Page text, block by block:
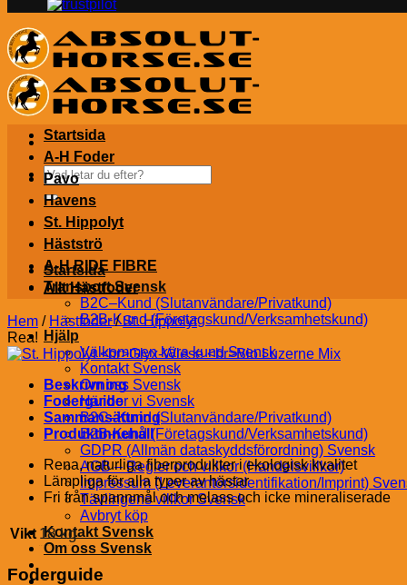
Sök
efter:
Startsida
Transport Svensk
B2C–Kund (Slutanvändare/Privatkund)
B2B-Kund (Företagskund/Verksamhetskund)
Hjälp
Välkommen kära kund Svensk
Kontakt Svensk
Om oss Svensk
Här bor vi Svensk
B2C–Kund (Slutanvändare/Privatkund)
B2B-Kund (Företagskund/Verksamhetskund)
GDPR (Allmän dataskyddsförordning) Svensk
AGB – Regler och villkor (Handelsvillkor)
Impressum (Leverantörsidentifikation/Imprint)
Tävlingens villkor Svensk
Avbryt köp
Kontakt Svensk
Om oss Svensk
Startsida
A-H Foder
Pavo
Havens
St. Hippolyt
Hästströ
A-H RIDE FIBRE
Allt Hästfoder
Hem / Hästfoder / St. Hippolyt
Rea!
Beskrivning
Foderguide
Sammansättning
Produktinnehåll
Rena, naturliga fiberprodukter i ekologisk kvalitet
Lämpliga för alla typer av hästar
Fri från spannmål och melass och icke mineraliserade
Vikt 18 kg
Foderguide